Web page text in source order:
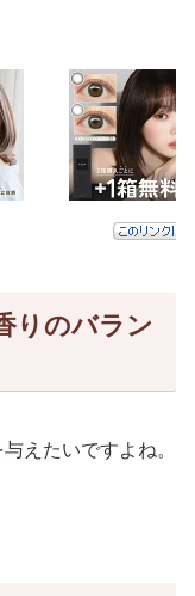
りのバラン
えたいですよね。